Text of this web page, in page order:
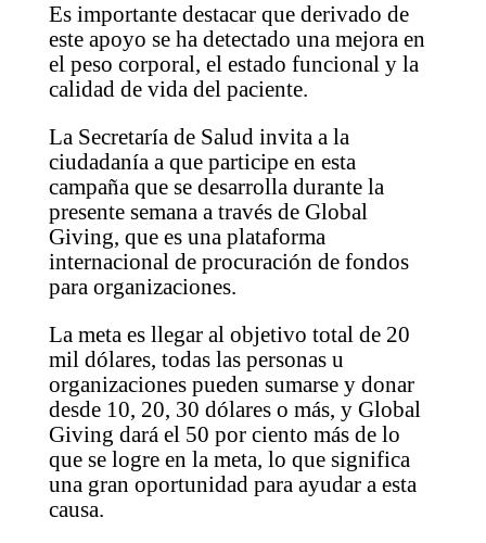
Es importante destacar que derivado de
este apoyo se ha detectado una mejora en
el peso corporal, el estado funcional y la
calidad de vida del paciente.
La Secretaría de Salud invita a la
ciudadanía a que participe en esta
campaña que se desarrolla durante la
presente semana a través de Global
Giving, que es una plataforma
internacional de procuración de fondos
para organizaciones.
La meta es llegar al objetivo total de 20
mil dólares, todas las personas u
organizaciones pueden sumarse y donar
desde 10, 20, 30 dólares o más, y Global
Giving dará el 50 por ciento más de lo
que se logre en la meta, lo que significa
una gran oportunidad para ayudar a esta
causa.